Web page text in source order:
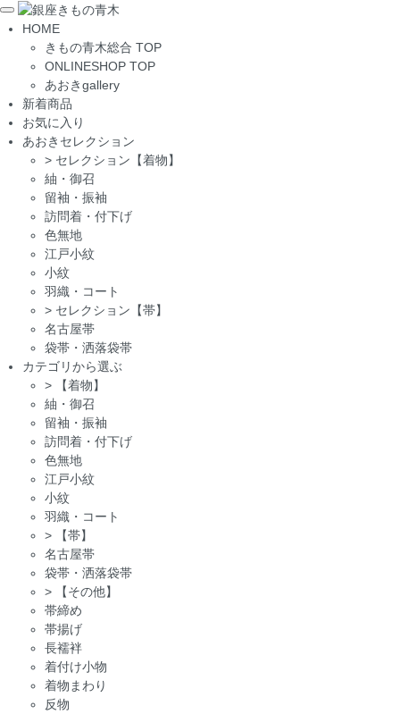
Toggle
navigation
HOME
きもの青木総合 TOP
ONLINESHOP TOP
あおきgallery
新着商品
お気に入り
あおきセレクション
> セレクション【着物】
紬・御召
留袖・振袖
訪問着・付下げ
色無地
江戸小紋
小紋
羽織・コート
> セレクション【帯】
名古屋帯
袋帯・洒落袋帯
カテゴリから選ぶ
>
【着物】
紬・御召
留袖・振袖
訪問着・付下げ
色無地
江戸小紋
小紋
羽織・コート
>
【帯】
名古屋帯
袋帯・洒落袋帯
>
【その他】
帯締め
帯揚げ
長襦袢
着付け小物
着物まわり
反物